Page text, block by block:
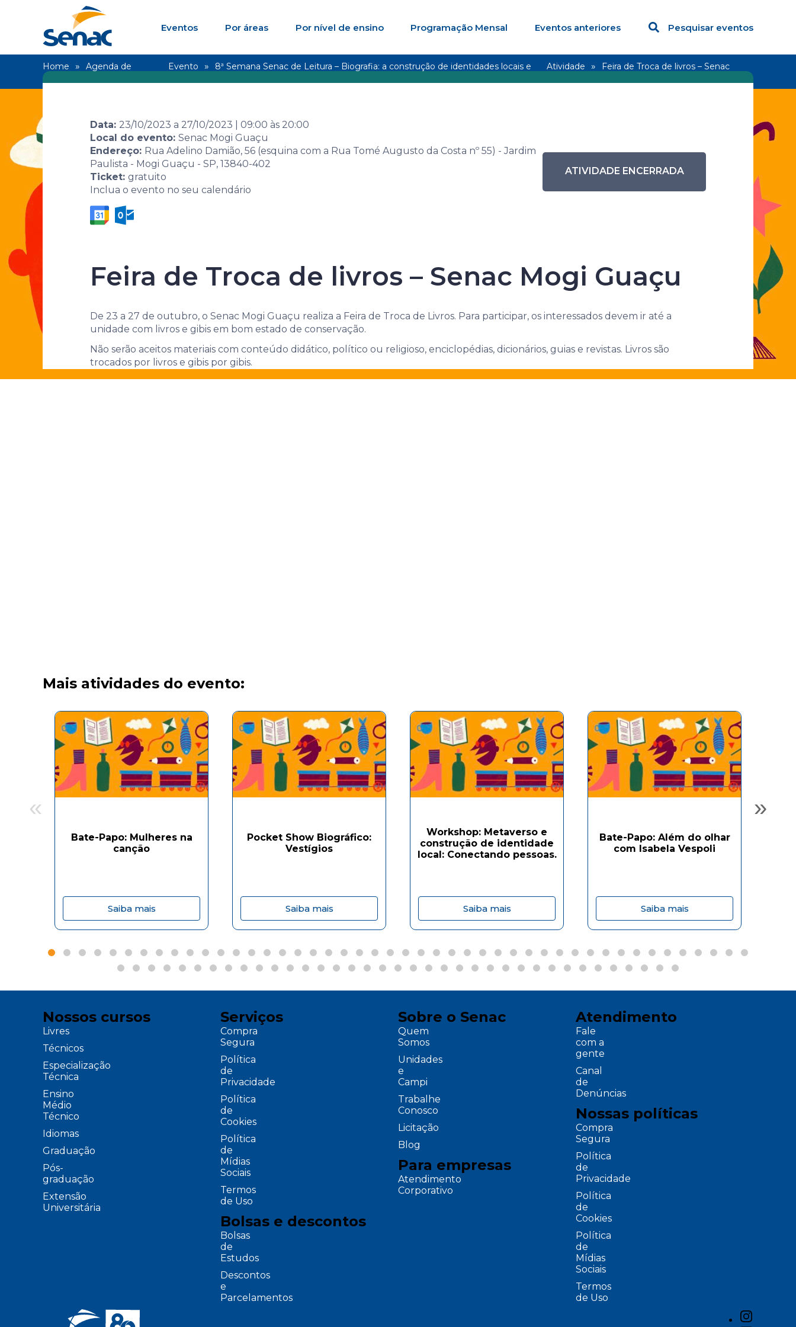
Eventos Por áreas Por nível de ensino Programação Mensal Eventos anteriores Pesquisar eventos
Home
Agenda de
Evento
8ª Semana Senac de Leitura – Biografia: a construção de identidades locais e
Atividade
Feira de Troca de livros – Senac
8ª Semana Senac de Leitura –
Biografia: a construção de
identidades locais e suas conexões
Data: 23/10/2023 a 27/10/2023 09:00 às 20:00
Local do evento: Senac Mogi Guaçu
Endereço: Rua Adelino Damião, 56 (esquina com a Rua Tomé Augusto da Costa nº 55) - Jardim
Paulista - Mogi Guaçu - SP, 13840-402
Ticket: gratuito
Inclua o evento no seu calendário
ATIVIDADE ENCERRADA
Feira de Troca de livros – Senac Mogi Guaçu
De 23 a 27 de outubro, o Senac Mogi Guaçu realiza a Feira de Troca de Livros. Para participar, os interessados devem ir até a
unidade com livros e gibis em bom estado de conservação.
Não serão aceitos materiais com conteúdo didático, político ou religioso, enciclopédias, dicionários, guias e revistas. Livros são
trocados por livros e gibis por gibis.
Mais atividades do evento:
Bate-Papo: Mulheres na
canção
Saiba mais
Pocket Show Biográfico:
Vestígios
Saiba mais
Workshop: Metaverso e
construção de identidade
local: Conectando pessoas.
Saiba mais
Bate-Papo: Além do olhar
com Isabela Vespoli
Saiba mais
« »
Nossos cursos
Livres
Técnicos
Especialização
Técnica
Ensino
Médio
Técnico
Idiomas
Graduação
Pós-
graduação
Extensão
Universitária
Serviços
Compra
Segura
Política
de
Privacidade
Política
de
Cookies
Política
de
Mídias
Sociais
Termos
de Uso
Bolsas e descontos
Bolsas
de
Estudos
Descontos
e
Parcelamentos
Sobre o Senac
Quem
Somos
Unidades
e
Campi
Trabalhe
Conosco
Licitação
Blog
Para empresas
Atendimento
Corporativo
Atendimento
Fale
com a
gente
Canal
de
Denúncias
Nossas políticas
Compra
Segura
Política
de
Privacidade
Política
de
Cookies
Política
de
Mídias
Sociais
Termos
de Uso